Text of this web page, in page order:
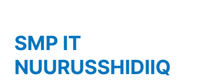
SMP IT
NUURUSSHIDIIQ